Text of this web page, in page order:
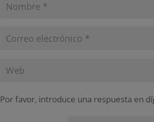
Por favor, introduce una respuesta en